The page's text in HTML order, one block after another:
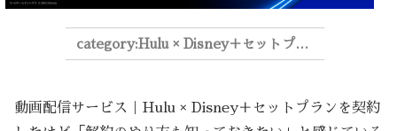
Hulu × Disney＋セットプラン
動画配信サービス｜Hulu × Disney＋セットプランを契約